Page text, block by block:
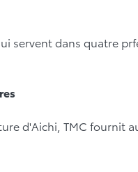
servent dans quatre
d'Aichi, TMC fournit